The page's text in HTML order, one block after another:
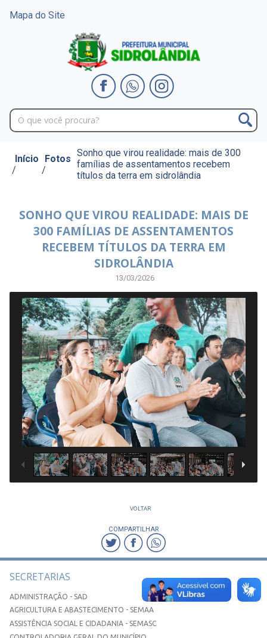
Mapa do Site
Início
/
Fotos
/
Sonho que virou realidade: mais de 300
famílias de assentamentos recebem
títulos da terra em sidrolândia
SONHO QUE VIROU REALIDADE: MAIS DE
300 FAMÍLIAS DE ASSENTAMENTOS
RECEBEM TÍTULOS DA TERRA EM
SIDROLÂNDIA
13/03/2026
1/21
VOLTAR
COMPARTILHAR
SECRETARIAS
ADMINISTRAÇÃO - SAD
AGRICULTURA E ABASTECIMENTO - SEMAA
ASSISTÊNCIA SOCIAL E CIDADANIA - SEMASC